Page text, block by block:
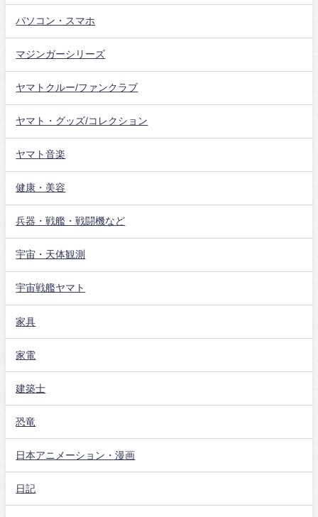
パソコン・スマホ
マジンガーシリーズ
ヤマトクルー/ファンクラブ
ヤマト・グッズ/コレクション
ヤマト音楽
健康・美容
兵器・戦艦・戦闘機など
宇宙・天体観測
宇宙戦艦ヤマト
家具
家電
建築士
恐竜
日本アニメーション・漫画
日記